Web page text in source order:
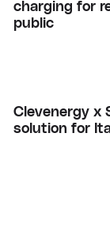
charging for
public
Clevenergy x
solution for